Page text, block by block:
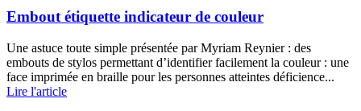
Embout étiquette indicateur de couleur
Une astuce toute simple présentée par Myriam Reynier : des
embouts de stylos permettant d’identifier facilement la couleur : une
face imprimée en braille pour les personnes atteintes déficience...
Lire l'article